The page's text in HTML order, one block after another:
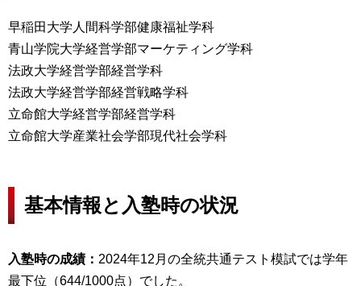
早稲田大学人間科学部健康福祉学科
青山学院大学経営学部マーケティング学科
法政大学経営学部経営学科
法政大学経営学部経営戦略学科
立命館大学経営学部経営学科
立命館大学産業社会学部現代社会学科
基本情報と入塾時の状況
入塾時の成績： 2024年12月の全統共通テスト模試では学年
最下位（644/1000点）でした。